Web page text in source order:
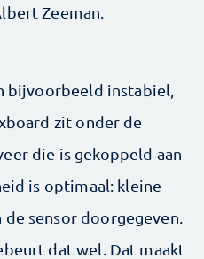
Zeeman.
bijvoorbeeld instabiel,
zit onder de
die is gekoppeld aan
is optimaal: kleine
sensor doorgegeven.
dat wel. Dat maakt